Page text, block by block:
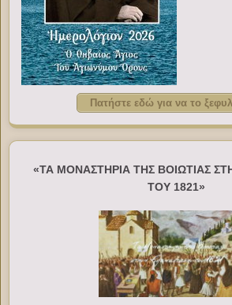
Πατήστε εδώ για να το
«ΤΑ ΜΟΝΑΣΤΗΡΙΑ ΤΗΣ ΒΟΙΩΤΙΑΣ
ΤΟΥ 1821»